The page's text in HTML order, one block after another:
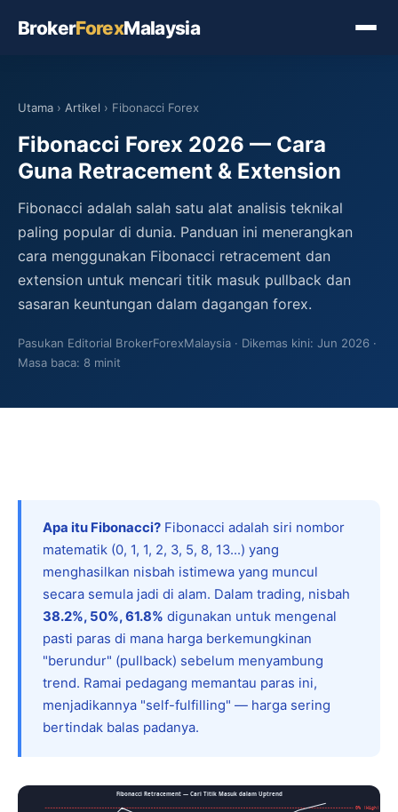
BrokerForexMalaysia
Utama › Artikel › Fibonacci Forex
Fibonacci Forex 2026 — Cara
Guna Retracement & Extension
Fibonacci adalah salah satu alat analisis teknikal
paling popular di dunia. Panduan ini menerangkan
cara menggunakan Fibonacci retracement dan
extension untuk mencari titik masuk pullback dan
sasaran keuntungan dalam dagangan forex.
Pasukan Editorial BrokerForexMalaysia
Dikemas kini: Jun 2026
Masa baca: 8 minit
Apa itu Fibonacci? Fibonacci adalah siri nombor
matematik (0, 1, 1, 2, 3, 5, 8, 13...) yang
menghasilkan nisbah istimewa yang muncul
secara semula jadi di alam. Dalam trading, nisbah
38.2%, 50%, 61.8% digunakan untuk mengenal
pasti paras di mana harga berkemungkinan
"berundur" (pullback) sebelum menyambung
trend. Ramai pedagang memantau paras ini,
menjadikannya "self-fulfilling" — harga sering
bertindak balas padanya.
Fibonacci Retracement — Cari Titik Masuk dalam Uptrend
0% (High)